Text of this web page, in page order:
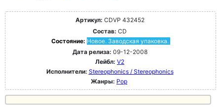
Артикул: CDVP 432452
Состав: CD
Состояние: Новое. Заводская упаковка.
Дата релиза: 09-12-2008
Лейбл: V2
Исполнители: Stereophonics / Stereophonics
Жанры: Pop